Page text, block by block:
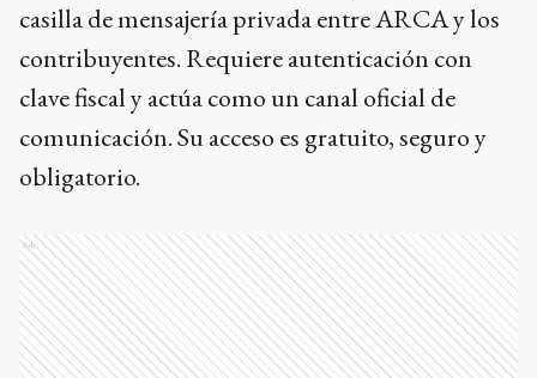
casilla de mensajería privada entre ARCA y los
contribuyentes. Requiere autenticación con
clave fiscal y actúa como un canal oficial de
comunicación. Su acceso es gratuito, seguro y
obligatorio.
Ads